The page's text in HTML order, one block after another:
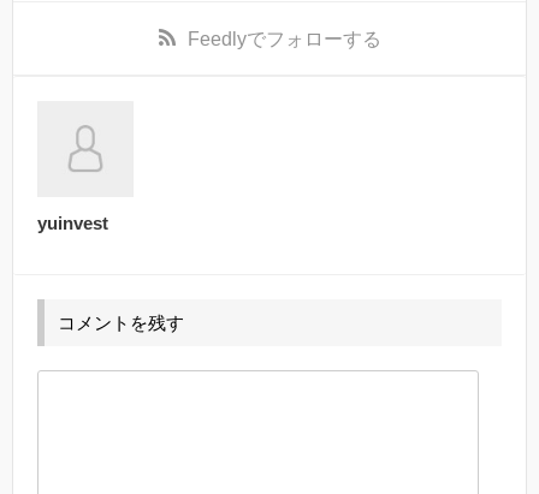
Feedlyでフォローする
yuinvest
コメントを残す